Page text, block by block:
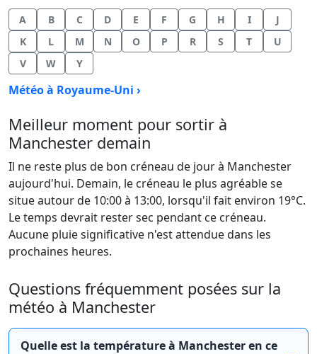
A B C D E F G H I
J
K
L M N O P R S T
U
V
W Y
Météo à Royaume-Uni ›
Meilleur moment pour sortir à
Manchester demain
Il ne reste plus de bon créneau de jour à Manchester
aujourd'hui. Demain, le créneau le plus agréable se
situe autour de 10:00 à 13:00, lorsqu'il fait environ 19°C.
Le temps devrait rester sec pendant ce créneau.
Aucune pluie significative n'est attendue dans les
prochaines heures.
Questions fréquemment posées sur la
météo à Manchester
Quelle est la température à Manchester en ce